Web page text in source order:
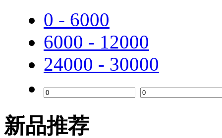
奔图
0 - 6000
6000 - 12000
24000 - 30000
新品推荐